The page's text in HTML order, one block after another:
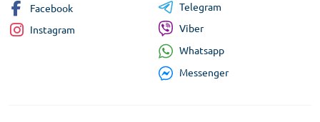
Facebook
Instagram
Telegram
Viber
Whatsapp
Messenger